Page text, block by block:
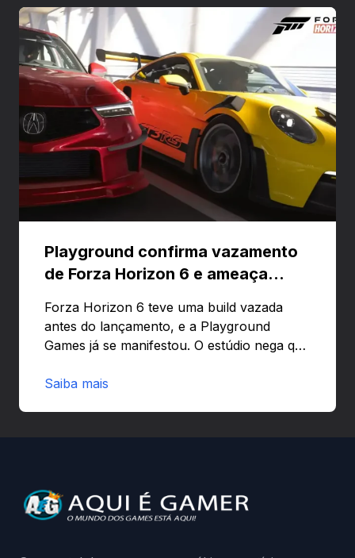
Playground confirma vazamento
de Forza Horizon 6 e ameaça
Forza Horizon 6 teve uma build vazada
antes do lançamento, e a Playground
Games já se manifestou. O estúdio nega que
preload e avisa que quem usar versões não
da Playground: negação do preload,
medidas contra acessos não autorizados
Saiba mais